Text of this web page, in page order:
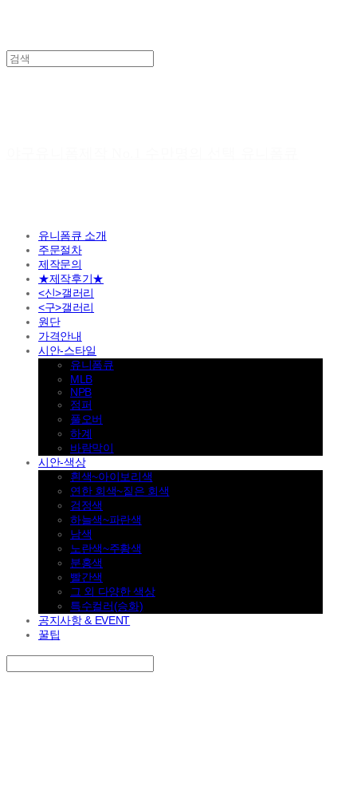
유니폼큐 소개
주문절차
제작문의
★제작후기★
<신>갤러리
<구>갤러리
원단
가격안내
시안-스타일
유니폼큐
MLB
NPB
점퍼
풀오버
하계
바람막이
시안-색상
흰색~아이보리색
연한 회색~짙은 회색
검정색
하늘색~파란색
남색
노란색~주황색
분홍색
빨간색
그 외 다양한 색상
특수컬러(승화)
공지사항 & EVENT
꿀팁